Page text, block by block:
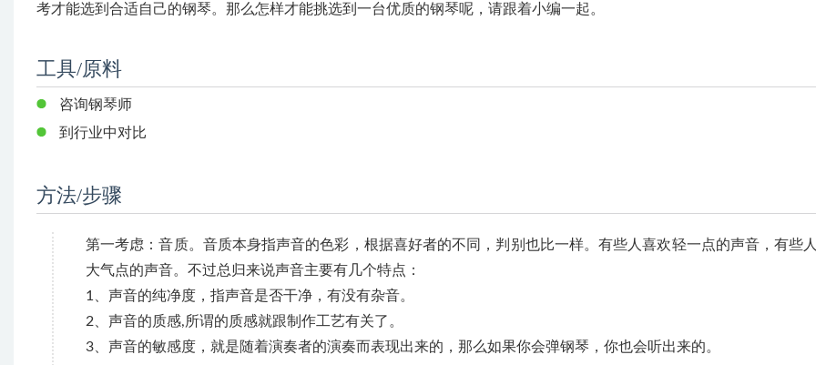
考才能选到合适自己的钢琴。那么怎样才能挑选到一台优质的钢琴呢，请跟着小编一起。
工具/原料
咨询钢琴师
到行业中对比
方法/步骤
第一考虑：音质。音质本身指声音的色彩，根据喜好者的不同，判别也比一样。有些人喜欢轻一点的声音，有些
大气点的声音。不过总归来说声音主要有几个特点：
1、声音的纯净度，指声音是否干净，有没有杂音。
2、声音的质感,所谓的质感就跟制作工艺有关了。
3、声音的敏感度，就是随着演奏者的演奏而表现出来的，那么如果你会弹钢琴，你也会听出来的。